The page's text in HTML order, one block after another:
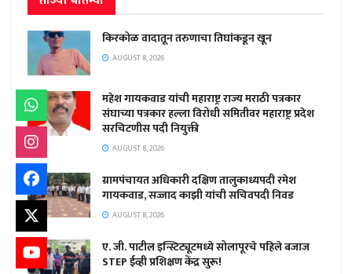
किरकोळ वादातून तरुणाचा तिघांकडून खून
AUGUST 8, 2026
महेश गायकवाड यांची महाराष्ट्र राज्य मराठी पत्रकार
संघाच्या पत्रकार हल्ला विरोधी समितीवर महाराष्ट्र प्रदेश
सरचिटणीस पदी नियुक्ती
AUGUST 8, 2026
ग्रामपंचायत अधिकारी दक्षिण तालुकाध्यपदी रमेश
गायकवाड, सज्जाद काझी यांची सचिवपदी निवड
AUGUST 8, 2026
ए. जी. पाटील इन्स्टिट्यूटमध्ये सोलापूरचे पहिले बजाज
STEP ईव्ही प्रशिक्षण केंद्र सुरू!